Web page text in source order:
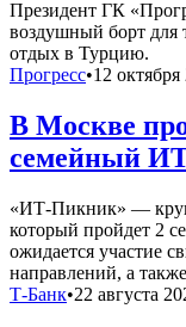
Президент ГК
воздушный борт для
отдых в Турцию.
Прогресс•12 октября
В Москве
семейный
«ИТ-Пикник» —
который пройдет 2
ожидается участие
направлений, а
Т-Банк•22 августа